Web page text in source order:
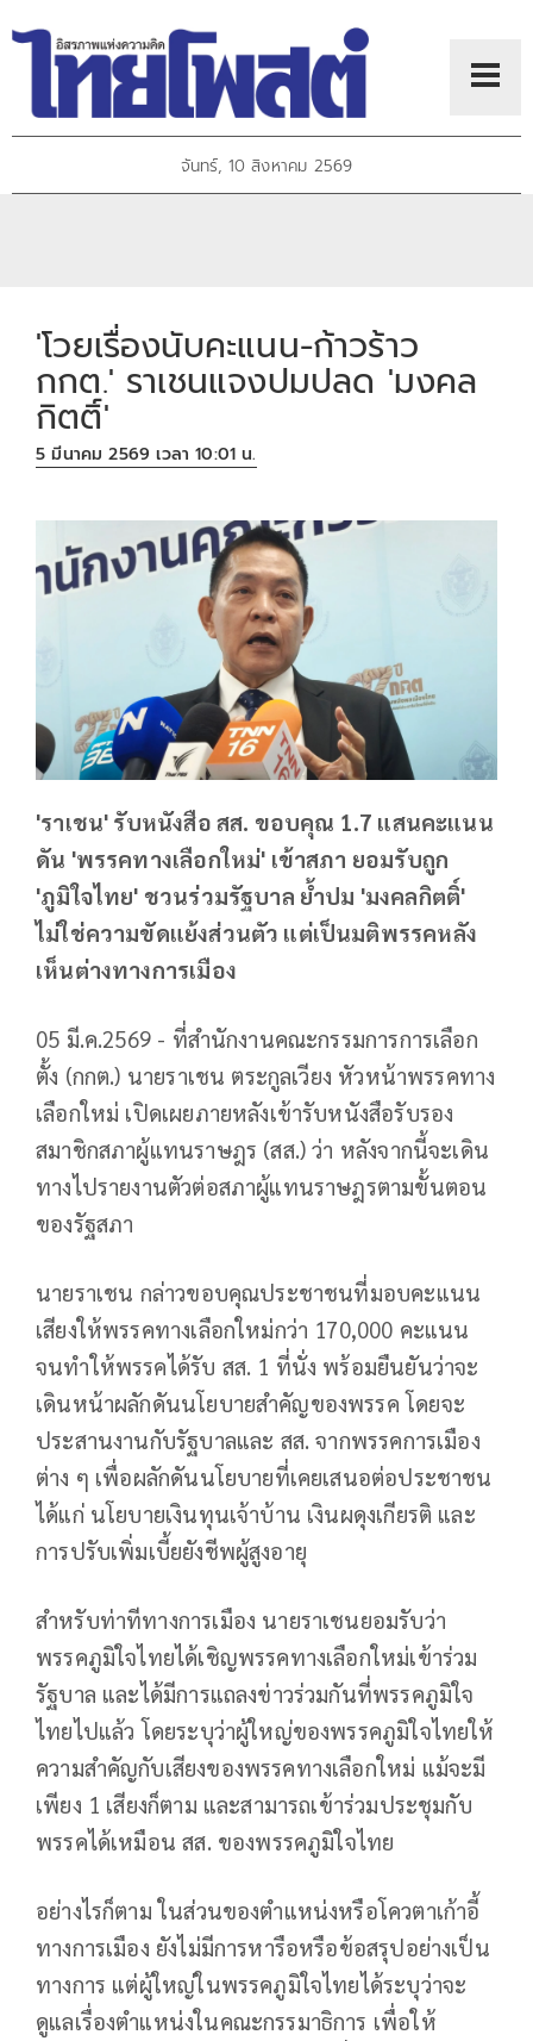
จันทร์, 10 สิงหาคม 2569
'โวยเรื่องนับคะแนน-ก้าวร้าว
กกต.' ราเชนแจงปมปลด 'มงคล
กิตติ์'
5 มีนาคม 2569 เวลา 10:01 น.
'ราเชน' รับหนังสือ สส. ขอบคุณ 1.7 แสนคะแนน
ดัน 'พรรคทางเลือกใหม่' เข้าสภา ยอมรับถูก
'ภูมิใจไทย' ชวนร่วมรัฐบาล ย้ำปม 'มงคลกิตติ์'
ไม่ใช่ความขัดแย้งส่วนตัว แต่เป็นมติพรรคหลัง
เห็นต่างทางการเมือง
05 มี.ค.2569 - ที่สำนักงานคณะกรรมการการเลือก
ตั้ง (กกต.) นายราเชน ตระกูลเวียง หัวหน้าพรรคทาง
เลือกใหม่ เปิดเผยภายหลังเข้ารับหนังสือรับรอง
สมาชิกสภาผู้แทนราษฎร (สส.) ว่า หลังจากนี้จะเดิน
ทางไปรายงานตัวต่อสภาผู้แทนราษฎรตามขั้นตอน
ของรัฐสภา
นายราเชน กล่าวขอบคุณประชาชนที่มอบคะแนน
เสียงให้พรรคทางเลือกใหม่กว่า 170,000 คะแนน
จนทำให้พรรคได้รับ สส. 1 ที่นั่ง พร้อมยืนยันว่าจะ
เดินหน้าผลักดันนโยบายสำคัญของพรรค โดยจะ
ประสานงานกับรัฐบาลและ สส. จากพรรคการเมือง
ต่าง ๆ เพื่อผลักดันนโยบายที่เคยเสนอต่อประชาชน
ได้แก่ นโยบายเงินทุนเจ้าบ้าน เงินผดุงเกียรติ และ
การปรับเพิ่มเบี้ยยังชีพผู้สูงอายุ
สำหรับท่าทีทางการเมือง นายราเชนยอมรับว่า
พรรคภูมิใจไทยได้เชิญพรรคทางเลือกใหม่เข้าร่วม
รัฐบาล และได้มีการแถลงข่าวร่วมกันที่พรรคภูมิใจ
ไทยไปแล้ว โดยระบุว่าผู้ใหญ่ของพรรคภูมิใจไทยให้
ความสำคัญกับเสียงของพรรคทางเลือกใหม่ แม้จะมี
เพียง 1 เสียงก็ตาม และสามารถเข้าร่วมประชุมกับ
พรรคได้เหมือน สส. ของพรรคภูมิใจไทย
อย่างไรก็ตาม ในส่วนของตำแหน่งหรือโควตาเก้าอี้
ทางการเมือง ยังไม่มีการหารือหรือข้อสรุปอย่างเป็น
ทางการ แต่ผู้ใหญ่ในพรรคภูมิใจไทยได้ระบุว่าจะ
ดูแลเรื่องตำแหน่งในคณะกรรมาธิการ เพื่อให้